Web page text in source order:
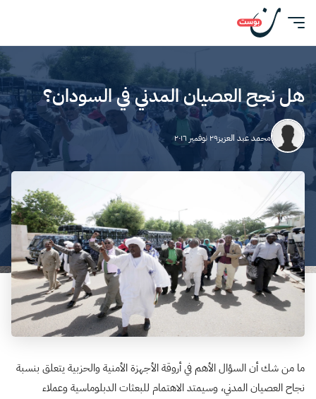
هل نجح العصيان المدني في السودان؟
محمد عبد العزيز٢٩ نوفمبر ٢٠١٦
ما من شك أن السؤال الأهم في أروقة الأجهزة الأمنية والحزبية يتعلق بنسبة
نجاح العصيان المدني، وسيمتد الاهتمام للبعثات الدبلوماسية وعملاء